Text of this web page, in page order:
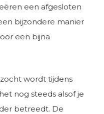
een afgesloten
bijzondere manier
een bijna
wordt tijdens
nog steeds alsof je
betreedt. De